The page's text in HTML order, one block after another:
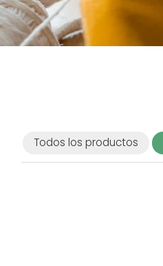
Todos los productos